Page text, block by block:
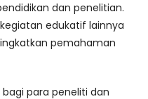
dan penelitian.
edukatif lainnya
pemahaman
para peneliti dan